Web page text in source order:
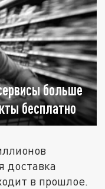
больше
бесплатно
доставка
в прошлое.